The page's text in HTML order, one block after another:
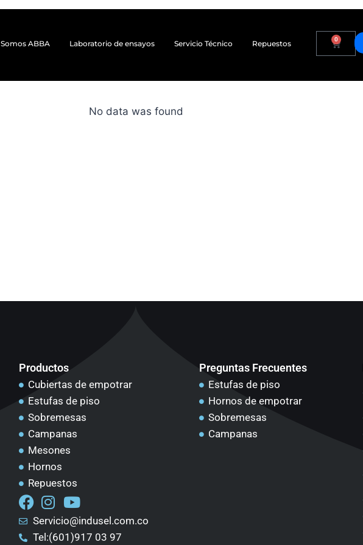
Somos ABBA Laboratorio de ensayos Servicio Técnico Repuestos 0
No data was found
Productos
Cubiertas de empotrar
Estufas de piso
Sobremesas
Campanas
Mesones
Hornos
Repuestos
Servicio@indusel.com.co
Tel:(601)917 03 97
Preguntas Frecuentes
Estufas de piso
Hornos de empotrar
Sobremesas
Campanas